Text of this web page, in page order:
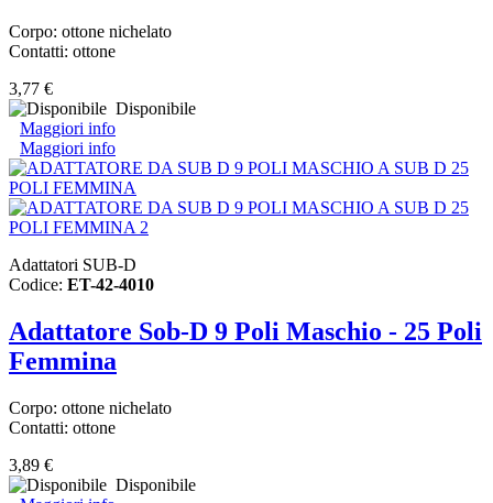
Corpo: ottone nichelato
Contatti: ottone
3,77 €
Disponibile
Maggiori info
Maggiori info
Adattatori SUB-D
Codice: ET-42-4010
Adattatore Sob-D 9 Poli Maschio - 25 Poli
Femmina
Corpo: ottone nichelato
Contatti: ottone
3,89 €
Disponibile